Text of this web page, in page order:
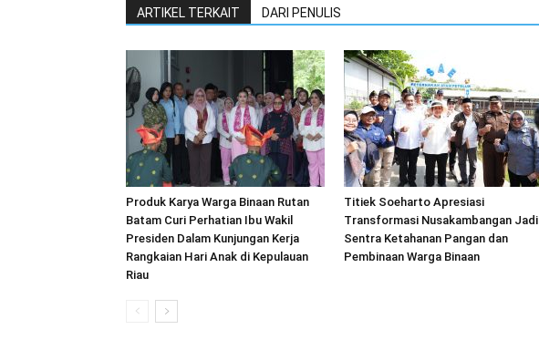
ARTIKEL TERKAIT DARI PENULIS
Produk Karya Warga Binaan Rutan
Batam Curi Perhatian Ibu Wakil
Presiden Dalam Kunjungan Kerja
Rangkaian Hari Anak di Kepulauan
Riau
Titiek Soeharto Apresiasi
Transformasi Nusakambangan Jadi
Sentra Ketahanan Pangan dan
Pembinaan Warga Binaan